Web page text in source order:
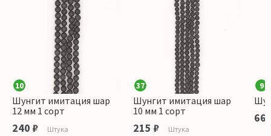
10
Шунгит имитация шар
12 мм 1 сорт
240 ₽ Штука
37
Шунгит имитация шар
10 мм 1 сорт
215 ₽ Штука
9